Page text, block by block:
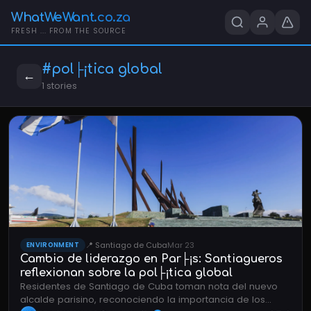
WhatWeWant.co.za
FRESH ... FROM THE SOURCE
← #pol├¡tica global
1 stories
ENVIRONMENT 📍 Santiago de CubaMar 23
Cambio de liderazgo en Par├¡s: Santiagueros
reflexionan sobre la pol├¡tica global
Residentes de Santiago de Cuba toman nota del nuevo
alcalde parisino, reconociendo la importancia de los